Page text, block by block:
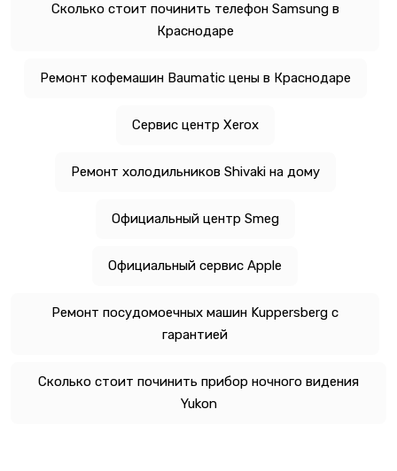
Сколько стоит починить телефон Samsung в
Краснодаре
Ремонт кофемашин Baumatic цены в Краснодаре
Сервис центр Xerox
Ремонт холодильников Shivaki на дому
Официальный центр Smeg
Официальный сервис Apple
Ремонт посудомоечных машин Kuppersberg с
гарантией
Сколько стоит починить прибор ночного видения
Yukon